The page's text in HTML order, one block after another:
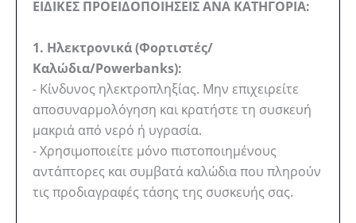
ΕΙΔΙΚΕΣ ΠΡΟΕΙΔΟΠΟΙΗΣΕΙΣ ΑΝΑ ΚΑΤΗΓΟΡΙΑ:
1. Ηλεκτρονικά (Φορτιστές/
Καλώδια/Powerbanks):
- Κίνδυνος ηλεκτροπληξίας. Μην επιχειρείτε
αποσυναρμολόγηση και κρατήστε τη συσκευή
μακριά από νερό ή υγρασία.
- Χρησιμοποιείτε μόνο πιστοποιημένους
αντάπτορες και συμβατά καλώδια που πληρούν
τις προδιαγραφές τάσης της συσκευής σας.